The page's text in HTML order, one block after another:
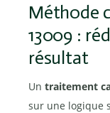
Méthode
13009 :
résultat
Un traitement
sur une logique